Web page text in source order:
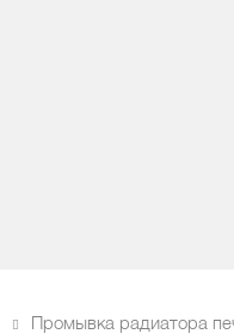
Промывка радиатора